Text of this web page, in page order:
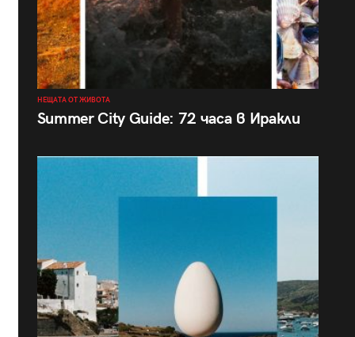
НЕЩАТА ОТ ЖИВОТА
Summer City Guide: 72 часа в Иракли